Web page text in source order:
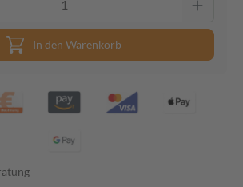
In den Warenkorb